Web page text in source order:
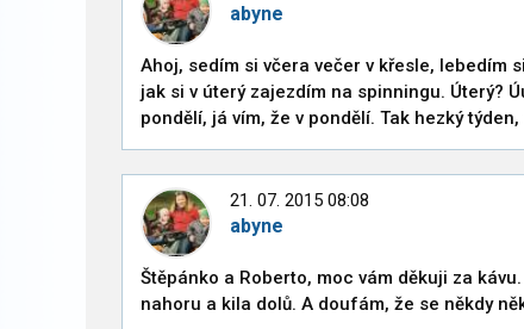
abyne
Ahoj, sedím si včera večer v křesle, lebedím
jak si v úterý zajezdím na spinningu. Úterý?
pondělí, já vím, že v pondělí. Tak hezký
21. 07. 2015 08:08
abyne
Štěpánko a Roberto, moc vám děkuji za
nahoru a kila dolů. A doufám, že se někdy